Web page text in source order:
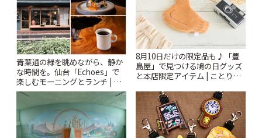
青葉通の緑を眺めながら、静か
な時間を。仙台「Echoes」で
楽しむモーニングとランチ | こ
とりっぷ
8月10日だけの限定品も♪「豊
島屋」で見つける鳩の日グッズ
と本店限定アイテム | ことりっ